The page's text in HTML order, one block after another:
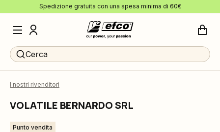
Spedizione gratuita con una spesa minima di 60€
Cerca
I nostri rivenditori
VOLATILE BERNARDO SRL
Punto vendita